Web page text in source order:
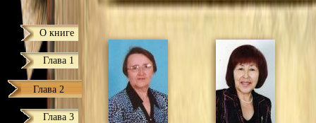
О книге
Глава 1
Глава 2
Глава 3